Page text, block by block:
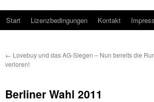
Start Lizenzbedingungen Kontakt
← Lovebuy und das AG-Siegen – Nun bereits die
verloren!
Berliner Wahl 2011